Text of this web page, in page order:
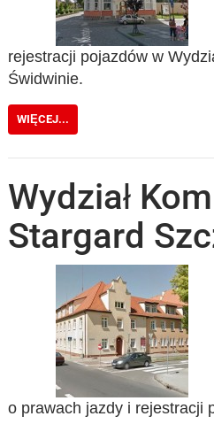
rejestracji pojazdów w
Świdwinie.
WIĘCEJ...
Wydział
Stargard
o prawach jazdy i rejestracji